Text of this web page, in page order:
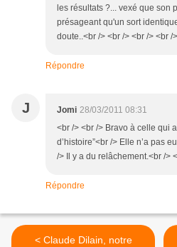
les résultats ?... vexé que son
présageant qu'un sort
doute..<br /> <br /> <br /> <br />
Répondre
J Jomi 28/03/2011 08:31
<br /> <br /> Bravo à celle qui
d’histoire”<br /> Elle n’a pas
/> Il y a du relâchement.<br />
Répondre
< Claude Dilain, notre